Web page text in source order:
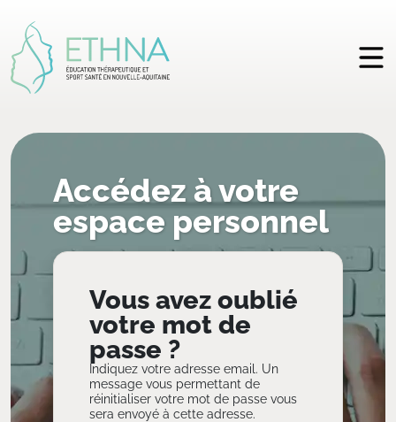
Accédez à votre
espace personnel
Vous avez oublié
votre mot de
passe ?
Indiquez votre adresse email. Un
message vous permettant de
réinitialiser votre mot de passe vous
sera envoyé à cette adresse.